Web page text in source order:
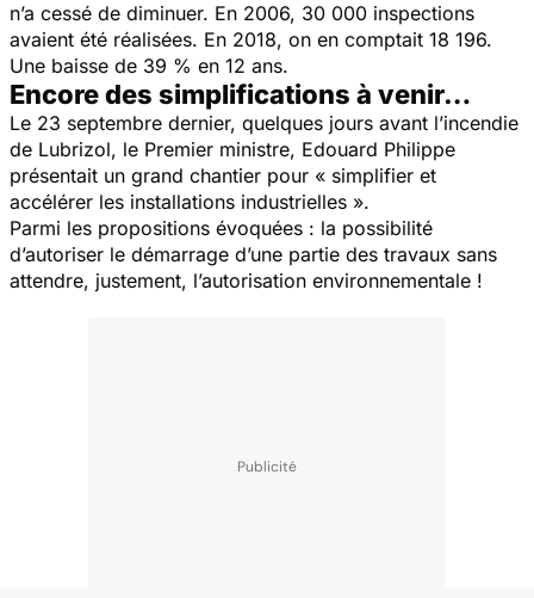
n’a cessé de diminuer. En 2006, 30 000 inspections
avaient été réalisées. En 2018, on en comptait 18 196.
Une baisse de 39 % en 12 ans.
Encore des simplifications à venir…
Le 23 septembre dernier, quelques jours avant l’incendie
de Lubrizol, le Premier ministre, Edouard Philippe
présentait un grand chantier pour « simplifier et
accélérer les installations industrielles ».
Parmi les propositions évoquées : la possibilité
d’autoriser le démarrage d’une partie des travaux sans
attendre, justement, l’autorisation environnementale !